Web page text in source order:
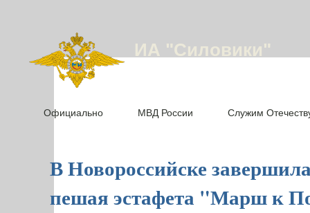
ИА "Силовики"
Официально МВД России Служим
В Новороссийске
пешая эстафета "Марш к